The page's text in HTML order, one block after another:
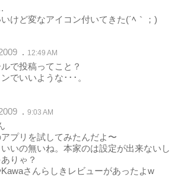
けど変なアイコン付いてきた(´ﾍ｀；)
12:49 AM
で投稿ってこと？
でいいような･･･。
9:03 AM
プリを試してみたんだよ〜
いの無いね。本家のは設定が出来ないし
りゃ？
さんらしきレビューがあったよw